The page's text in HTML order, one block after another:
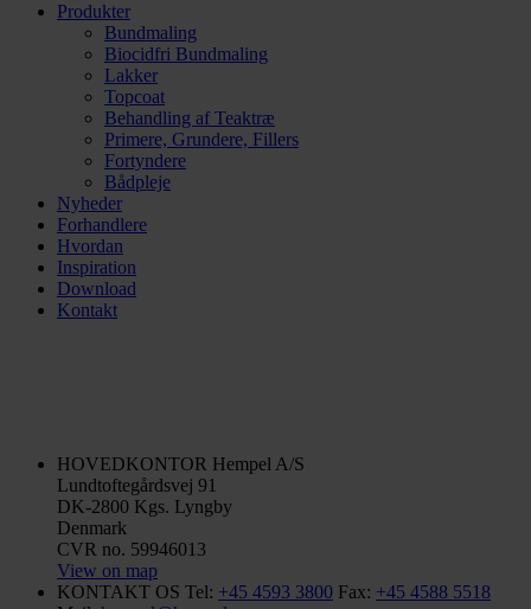
Produkter
Bundmaling
Biocidfri Bundmaling
Lakker
Topcoat
Behandling af Teaktræ
Primere, Grundere, Fillers
Fortyndere
Bådpleje
Nyheder
Forhandlere
Hvordan
Inspiration
Download
Kontakt
HOVEDKONTOR Hempel A/S
Lundtoftegårdsvej 91
DK-2800 Kgs. Lyngby
Denmark
CVR no. 59946013
View on map
KONTAKT OS Tel: +45 4593 3800 Fax: +45 4588 5518